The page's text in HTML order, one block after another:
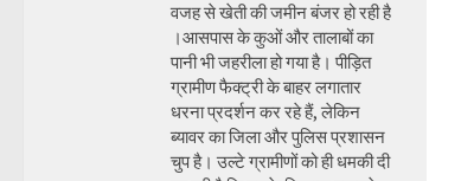
वजह से खेती की जमीन बंजर हो रही है
।आसपास के कुओं और तालाबों का
पानी भी जहरीला हो गया है। पीड़ित
ग्रामीण फैक्ट्री के बाहर लगातार
धरना प्रदर्शन कर रहे हैं, लेकिन
ब्यावर का जिला और पुलिस प्रशासन
चुप है। उल्टे ग्रामीणों को ही धमकी दी